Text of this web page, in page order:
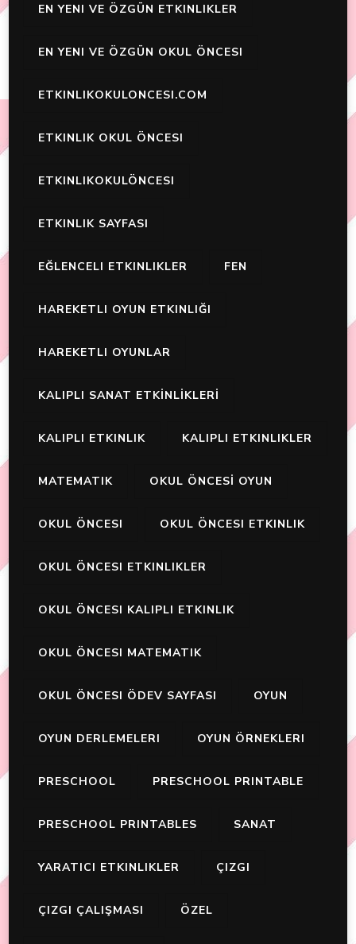
EN YENI VE ÖZGÜN ETKINLIKLER
EN YENI VE ÖZGÜN OKUL ÖNCESI
ETKINLIKOKULONCESI.COM
ETKINLIK OKUL ÖNCESI
ETKINLIKOKULÖNCESI
ETKINLIK SAYFASI
EĞLENCELI ETKINLIKLER FEN
HAREKETLI OYUN ETKINLIĞI
HAREKETLI OYUNLAR
KALIPLI SANAT ETKİNLİKLERİ
KALIPLI ETKINLIK KALIPLI ETKINLIKLER
MATEMATIK OKUL ÖNCESİ OYUN
OKUL ÖNCESI OKUL ÖNCESI ETKINLIK
OKUL ÖNCESI ETKINLIKLER
OKUL ÖNCESI KALIPLI ETKINLIK
OKUL ÖNCESI MATEMATIK
OKUL ÖNCESI ÖDEV SAYFASI OYUN
OYUN DERLEMELERI OYUN ÖRNEKLERI
PRESCHOOL PRESCHOOL PRINTABLE
PRESCHOOL PRINTABLES SANAT
YARATICI ETKINLIKLER ÇIZGI
ÇIZGI ÇALIŞMASI ÖZEL